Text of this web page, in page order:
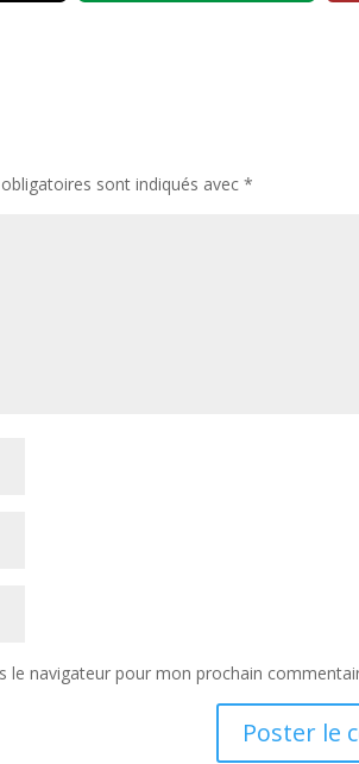
sont indiqués avec*
navigateur pour mon prochain